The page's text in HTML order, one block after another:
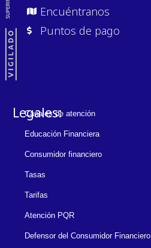
Encuéntranos
Puntos de pago
Legales:
Canales de atención
Educación Financiera
Consumidor financiero
Tasas
Tarifas
Atención PQR
Defensor del Consumidor Financiero